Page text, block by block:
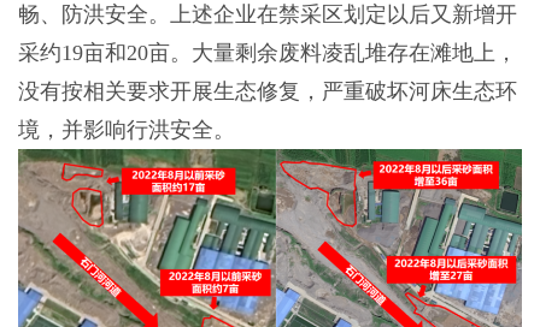
畅、防洪安全。上述企业在禁采区划定以后又新增开
采约19亩和20亩。大量剩余废料凌乱堆存在滩地上，
没有按相关要求开展生态修复，严重破坏河床生态环
境，并影响行洪安全。